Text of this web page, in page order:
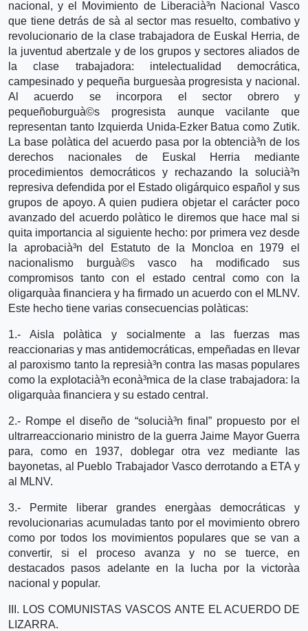
nacional, y el Movimiento de Liberacià³n Nacional Vasco
que tiene detrás de sà­ al sector mas resuelto, combativo y
revolucionario de la clase trabajadora de Euskal Herria, de
la juventud abertzale y de los grupos y sectores aliados de
la clase trabajadora: intelectualidad democrática,
campesinado y pequeña burguesà­a progresista y nacional.
Al acuerdo se incorpora el sector obrero y
pequeñoburguà©s progresista aunque vacilante que
representan tanto Izquierda Unida-Ezker Batua como Zutik.
La base polà­tica del acuerdo pasa por la obtencià³n de los
derechos nacionales de Euskal Herria mediante
procedimientos democráticos y rechazando la solucià³n
represiva defendida por el Estado oligárquico español y sus
grupos de apoyo. A quien pudiera objetar el carácter poco
avanzado del acuerdo polà­tico le diremos que hace mal si
quita importancia al siguiente hecho: por primera vez desde
la aprobacià³n del Estatuto de la Moncloa en 1979 el
nacionalismo burguà©s vasco ha modificado sus
compromisos tanto con el estado central como con la
oligarquà­a financiera y ha firmado un acuerdo con el MLNV.
Este hecho tiene varias consecuencias polà­ticas:
1.- Aisla polà­tica y socialmente a las fuerzas mas
reaccionarias y mas antidemocráticas, empeñadas en llevar
al paroxismo tanto la represià³n contra las masas populares
como la explotacià³n econà³mica de la clase trabajadora: la
oligarquà­a financiera y su estado central.
2.- Rompe el diseño de “solucià³n final” propuesto por el
ultrarreaccionario ministro de la guerra Jaime Mayor Guerra
para, como en 1937, doblegar otra vez mediante las
bayonetas, al Pueblo Trabajador Vasco derrotando a ETA y
al MLNV.
3.- Permite liberar grandes energà­as democráticas y
revolucionarias acumuladas tanto por el movimiento obrero
como por todos los movimientos populares que se van a
convertir, si el proceso avanza y no se tuerce, en
destacados pasos adelante en la lucha por la victorà­a
nacional y popular.
III. LOS COMUNISTAS VASCOS ANTE EL ACUERDO DE
LIZARRA.